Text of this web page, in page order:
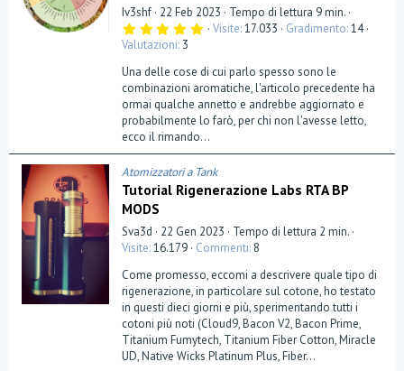
Iv3shf 22 Feb 2023
Tempo di lettura 9 min.
5
0
s
t
e
l
l
(
e
)
Visite 17.033 Gradimento 14
Valutazioni 3
Una delle cose di cui parlo spesso sono le
combinazioni aromatiche, l'articolo precedente ha
ormai qualche annetto e andrebbe aggiornato e
probabilmente lo farò, per chi non l'avesse letto,
ecco il rimando...
Atomizzatori a Tank
Tutorial Rigenerazione Labs RTA BP
MODS
Sva3d 22 Gen 2023
Tempo di lettura 2 min.
Visite 16.179 Commenti 8
Come promesso, eccomi a descrivere quale tipo di
rigenerazione, in particolare sul cotone, ho testato
in questi dieci giorni e più, sperimentando tutti i
cotoni più noti (Cloud9, Bacon V2, Bacon Prime,
Titanium Fumytech, Titanium Fiber Cotton, Miracle
UD, Native Wicks Platinum Plus, Fiber...